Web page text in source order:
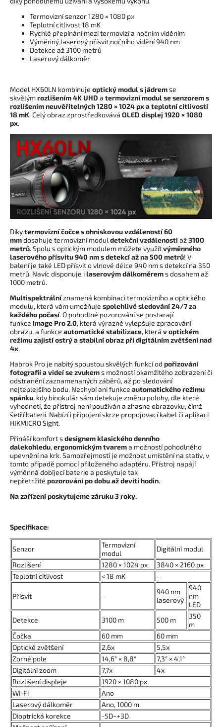
Termovizní senzor 1280 × 1080 px
Teplotní citlivost 18 mK
Rychlé přepínání mezi termovizí a nočním viděním
Výměnný laserový přísvit nočního vidění 940 nm
Detekce až 3100 metrů
Laserový dálkoměr
Model HX60LN kombinuje optický modul s jádremse
skvělýmrozlišením 4K UHD a termovizní modul se senzorem s
rozlišením neuvěřitelných 1280 × 1024 px a teplotní citlivostí
18 mK. Celý obraz zprostředkovává OLED displej 1920 × 1080
px.
Díkytermovizní čočces ohniskovou vzdáleností 60
mmdosahuje termovizní modul detekční vzdálenosti až3100
metrů. Spolu s optickým modulem můžete využítvýměnného
laserového přísvitu 940 nms detekcí až na 500 metrů! V
balení je také LED přísvit o vlnové délce 940 nm s detekcí na 350
metrů. Navíc disponuje ilaserovým dálkoměrems dosahem až
1000 metrů.
Multispektrálníznamená kombinaci termovizního a optického
modulu, která vám umožňuje spolehlivé sledování24/7 za
každého počasí. O pohodlné pozorování se postarají
funkce Image Pro 2.0, která výrazně vylepšuje zpracování
obrazu, a funkce automatické stabilizace, která v optickém
režimu zajistí ostrý a stabilní obraz při digitálním zvětšení nad
4x.
Habrok Pro je nabitý spoustou skvělých funkcí od pořizování
fotografií a videí se zvukems možností okamžitého zobrazení či
odstranění zaznamenaných záběrů, až po sledování
nejteplejšího bodu. Nechybí ani funkce automatického režimu
spánku, kdy binokulár sám detekuje změnu polohy, dle které
vyhodnotí, že přístroj není používán a zhasne obrazovku, čímž
šetří baterii. Nabízí i připojení skrze propojovací kabel či aplikaci
HIKMICRO Sight.
Přináší komfort sdesignem klasického denního
dalekohledu,ergonomickým tvarema možností pohodlného
upevnění na krk. Samozřejmostí je možnost umístění na stativ, v
tomto případě pomocí přiloženého adaptéru. Přístroj napájí
výměnná dobíjecí baterie a poskytuje tak
nepřetržité pozorování po dobu až devíti hodin.
Na zařízení poskytujeme záruku 3 roky.
Specifikace:
Senzor
Termovizní
modul
Digitální modul
Rozlišení
1280 × 1024 px
3840 × 2160 px
Teplotní citlivost
< 18 mK -
Přísvit -
940 nm
laserový
940
nm
LED
Detekce
3100 m 500 m
350
m
Čočka
60 mm
60 mm
Optické zvětšení
2,6x
5,5x
Zorné pole
14,6° × 8,8°
7,3° × 4,1°
Digitální zoom
7,7x
4x
Rozlišení displeje
1920 × 1080 px
Wi-Fi
Ano
Laserový dálkoměr
Ano, 1000 m
Dioptrická korekce
-5D~+3D